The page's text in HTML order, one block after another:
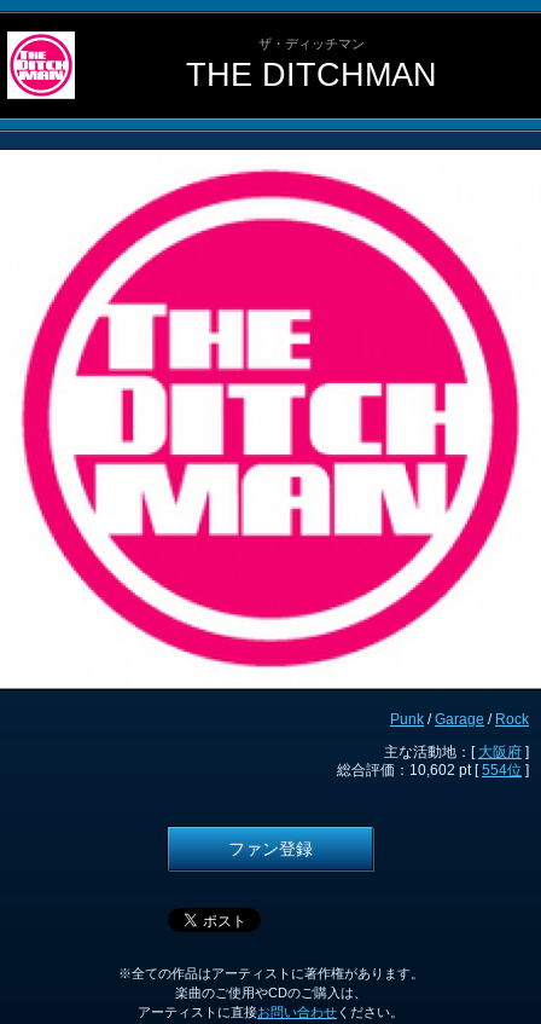
ザ・ディッチマン
THE DITCHMAN
Punk /Garage / Rock
主な活動地：[ 大阪府 ]
総合評価：10,602 pt [554位 ]
ファン登録
※全ての作品はアーティストに著作権があります。
楽曲のご使用やCDのご購入は、
アーティストに直接お問い合わせ ください。